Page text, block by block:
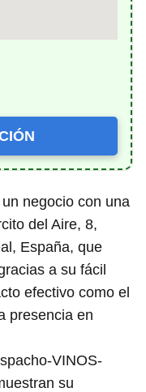
negocio con una
del Aire, 8,
España, que
a su fácil
efectivo como el
presencia en
VINOS-
su